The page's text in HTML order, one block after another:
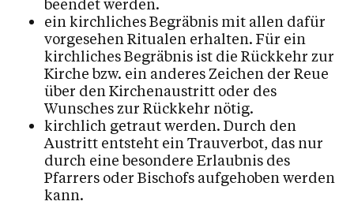
ein kirchliches Begräbnis mit allen dafür
vorgesehen Ritualen erhalten. Für ein
kirchliches Begräbnis ist die Rückkehr zur
Kirche bzw. ein anderes Zeichen der Reue
über den Kirchenaustritt oder des
Wunsches zur Rückkehr nötig.
kirchlich getraut werden. Durch den
Austritt entsteht ein Trauverbot, das nur
durch eine besondere Erlaubnis des
Pfarrers oder Bischofs aufgehoben werden
kann.